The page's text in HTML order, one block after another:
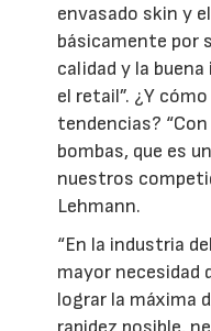
envasado skin y
básicamente por
calidad y la
el retail”. ¿Y
tendencias?
bombas, que es
nuestros
Lehmann.
“En la industria
mayor necesidad
lograr la máxima